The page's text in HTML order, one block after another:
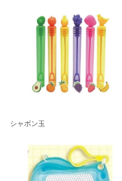
シャボン玉